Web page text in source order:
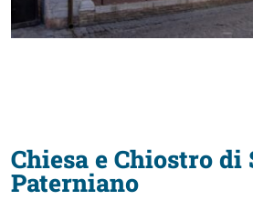
Chiesa e Chiostro di
Paterniano